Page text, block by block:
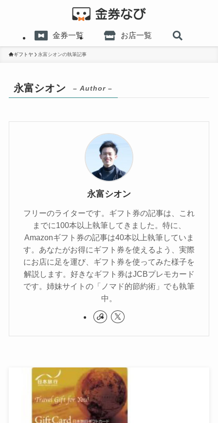
金券一覧 お店一覧
ギフトヤ 永富シオンの執筆記事
永富シオン – Author –
永富シオン
フリーのライターです。ギフト券の記事は、これ
までに100本以上執筆してきました。特に、
Amazonギフト券の記事は40本以上執筆していま
す。あなたがお得にギフト券を使えるよう、実際
にお店に足を運び、ギフト券を使ってみた様子を
解説します。好きなギフト券はJCBプレモカード
です。姉妹サイトの「ノマド的節約術」でも執筆
中。